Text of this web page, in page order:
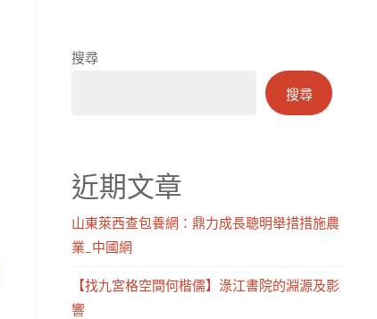
搜尋
搜尋
近期文章
山東萊西查包養網：鼎力成長聰明舉措措施農
業_中國網
【找九宮格空間何楷儒】淥江書院的淵源及影
響